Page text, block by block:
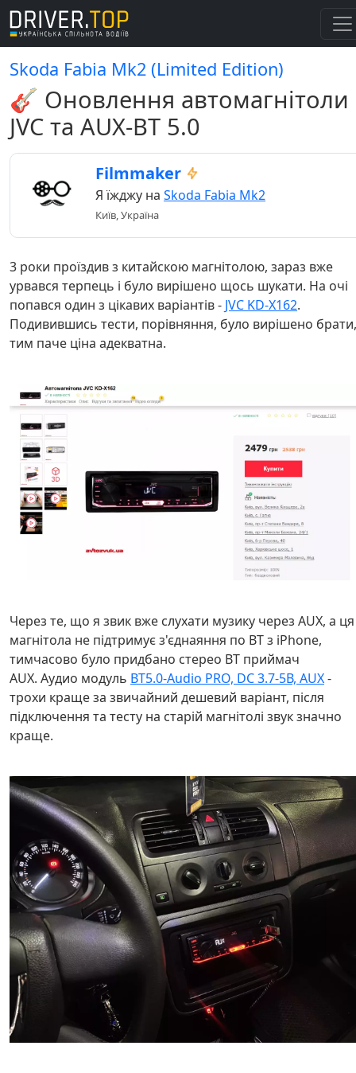
Skoda Fabia Mk2 (Limited Edition)
🎸 Оновлення автомагнітоли
JVC та AUX-BT 5.0
Filmmaker
Я їжджу на Skoda Fabia Mk2
Київ, Україна
3 роки проїздив з китайскою магнітолою, зараз вже
урвався терпець і було вирішено щось шукати. На очі
попався один з цікавих варіантів - JVC KD-X162.
Подивившись тести, порівняння, було вирішено брати,
тим паче ціна адекватна.
Через те, що я звик вже слухати музику через AUX, а ця
магнітола не підтримує з'єднаяння по BT з iPhone,
тимчасово було придбано стерео BT приймач
AUX. Аудио модуль BT5.0-Audio PRO, DC 3.7-5В, AUX-
трохи краще за звичайний дешевий варіант, після
підключення та тесту на старій магнітолі звук значно
краще.